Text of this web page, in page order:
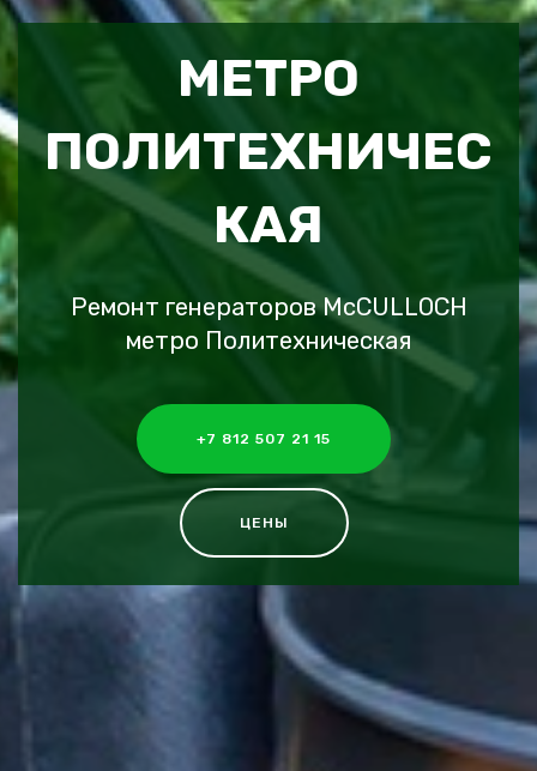
МЕТРО
ПОЛИТЕХНИЧЕС
КАЯ
Ремонт генераторов McCULLOCH
метро Политехническая
+7 812 507 21 15
ЦЕНЫ